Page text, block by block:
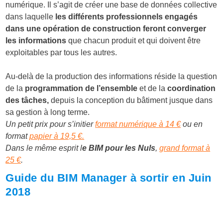
numérique. Il s’agit de créer une base de données collective
dans laquelle les différents professionnels engagés
dans une opération de construction feront converger
les informations que chacun produit et qui doivent être
exploitables par tous les autres.
Au-delà de la production des informations réside la question
de la programmation de l’ensemble et de lacoordination
des tâches, depuis la conception du bâtiment jusque dans
sa gestion à long terme.
Un petit prix pour s’initierformat numérique à 14 €ou en
formatpapier à 19,5 €.
Dans le même esprit le BIM pour les Nuls,grand format à
25 €.
Guide du BIM Manager à sortir en Juin
2018